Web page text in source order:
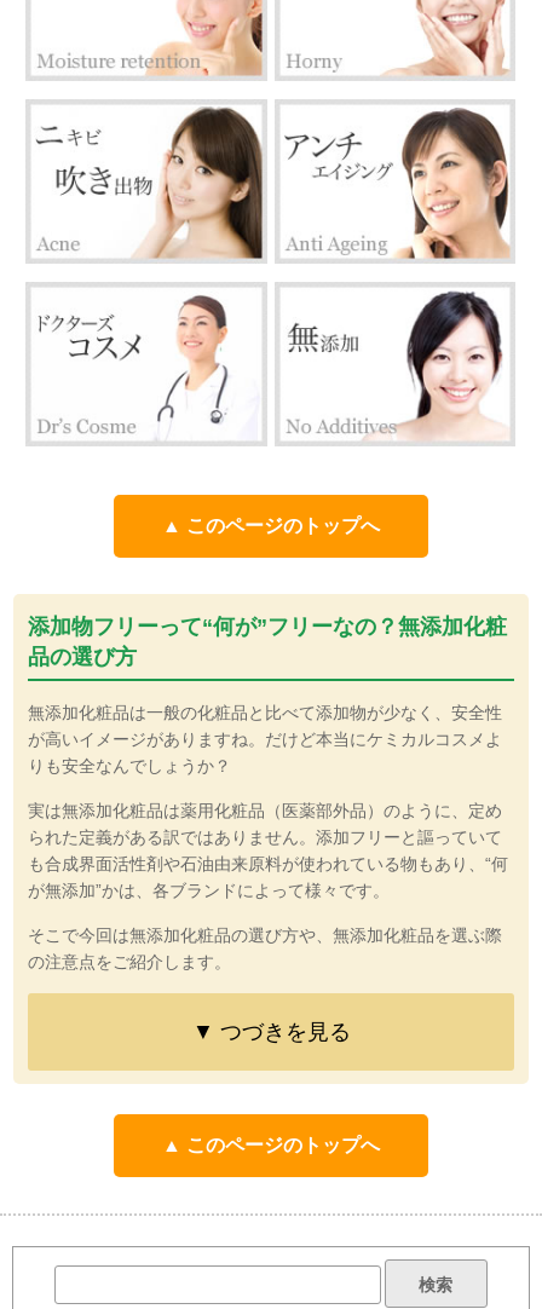
▲ このページのトップへ
添加物フリーって“何が”フリーなの？無添加化粧
品の選び方
無添加化粧品は一般の化粧品と比べて添加物が少なく、安全性
が高いイメージがありますね。だけど本当にケミカルコスメよ
りも安全なんでしょうか？
実は無添加化粧品は薬用化粧品（医薬部外品）のように、定め
られた定義がある訳ではありません。添加フリーと謳っていて
も合成界面活性剤や石油由来原料が使われている物もあり、“何
が無添加”かは、各ブランドによって様々です。
そこで今回は無添加化粧品の選び方や、無添加化粧品を選ぶ際
の注意点をご紹介します。
▲ このページのトップへ